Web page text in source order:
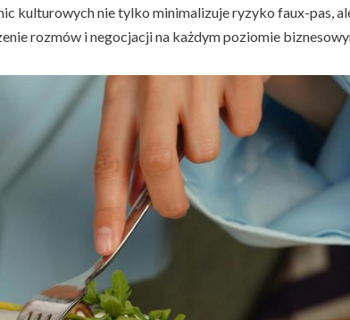
kulturowych nie tylko minimalizuje ryzyko faux-pas,
rozmów i negocjacji na każdym poziomie